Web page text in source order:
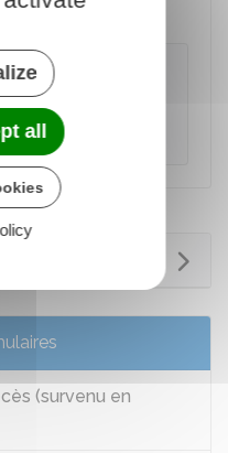
marge de
(survenu en
all